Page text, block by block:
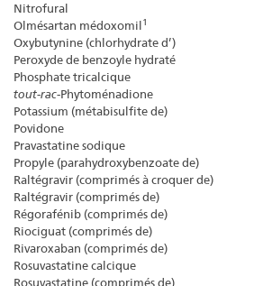
Nitrofural
Olmésartan médoxomil1
Oxybutynine (chlorhydrate d’)
Peroxyde de benzoyle hydraté
Phosphate tricalcique
tout-rac-Phytoménadione
Potassium (métabisulfite de)
Povidone
Pravastatine sodique
Propyle (parahydroxybenzoate de)
Raltégravir (comprimés à croquer de)
Raltégravir (comprimés de)
Régorafénib (comprimés de)
Riociguat (comprimés de)
Rivaroxaban (comprimés de)
Rosuvastatine calcique
Rosuvastatine (comprimés de)